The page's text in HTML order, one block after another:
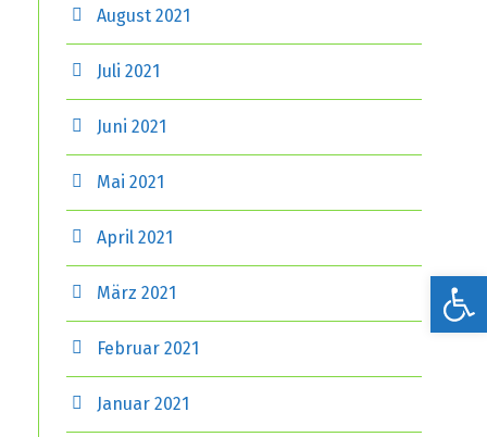
August 2021
Juli 2021
Juni 2021
Mai 2021
April 2021
März 2021
Februar 2021
Januar 2021
Werkzeugleiste öffnen